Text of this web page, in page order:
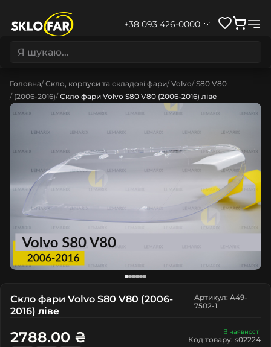
+38 093 426-0000
Головна Скло, корпуси та складові фари Volvo S80 V80
(2006-2016) Скло фари Volvo S80 V80 (2006-2016) ліве
Скло фари Volvo S80 V80 (2006-
2016) ліве
Артикул: A49-
7502-1
В наявності
Код товару: s02224
2788.00 ₴